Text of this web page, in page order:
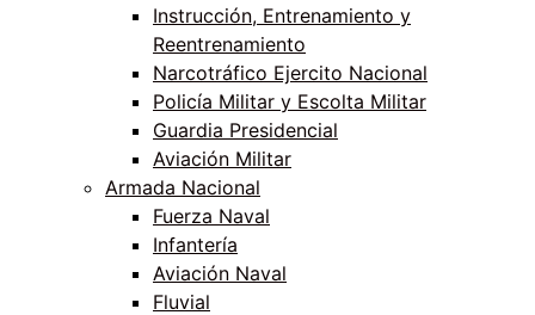
Instrucción, Entrenamiento y
Reentrenamiento
Narcotráfico Ejercito Nacional
Policía Militar y Escolta Militar
Guardia Presidencial
Aviación Militar
Armada Nacional
Fuerza Naval
Infantería
Aviación Naval
Fluvial